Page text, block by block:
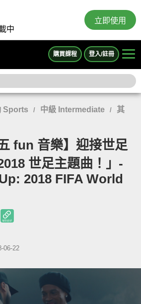
中
立即使用
購買課程 登入/註冊
Sports / 中級 Intermediate /
其
fun 音樂】迎接世足
世足主題曲！」-
2018 FIFA World
06-22